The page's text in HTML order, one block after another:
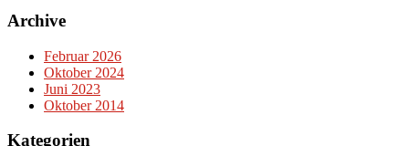
Archive
Februar 2026
Oktober 2024
Juni 2023
Oktober 2014
Kategorien